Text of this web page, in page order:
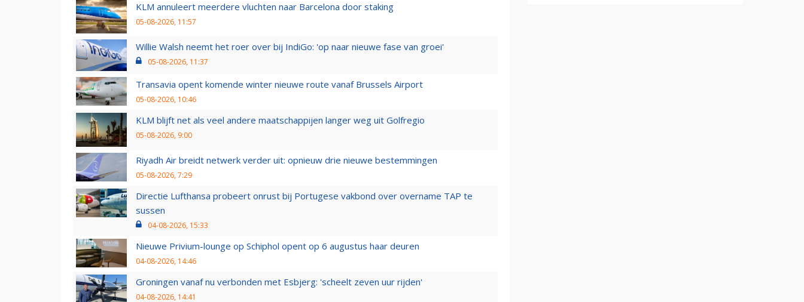
KLM annuleert meerdere vluchten naar Barcelona door staking
05-08-2026, 11:57
Willie Walsh neemt het roer over bij IndiGo: 'op naar nieuwe fase van groei'
05-08-2026, 11:37
Transavia opent komende winter nieuwe route vanaf Brussels Airport
05-08-2026, 10:46
KLM blijft net als veel andere maatschappijen langer weg uit Golfregio
05-08-2026, 9:00
Riyadh Air breidt netwerk verder uit: opnieuw drie nieuwe bestemmingen
05-08-2026, 7:29
Directie Lufthansa probeert onrust bij Portugese vakbond over overname TAP te
sussen
04-08-2026, 15:33
Nieuwe Privium-lounge op Schiphol opent op 6 augustus haar deuren
04-08-2026, 14:46
Groningen vanaf nu verbonden met Esbjerg: 'scheelt zeven uur rijden'
04-08-2026, 14:41